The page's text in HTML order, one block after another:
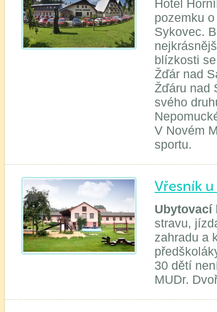
Hotel
pozemku
Sykovec.
blízkosti
Žďár nad
Žďáru nad
svého
V Novém
sportu.
Vřesník
Ubytovací
stravu,
zahradu a
30 dětí
MUDr.